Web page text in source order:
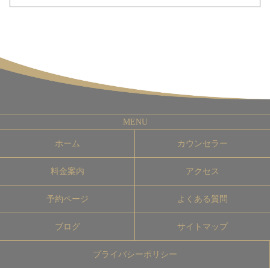
ホーム カウンセラー
料金案内 アクセス
予約ページ よくある質問
ブログ サイトマップ
プライバシーポリシー